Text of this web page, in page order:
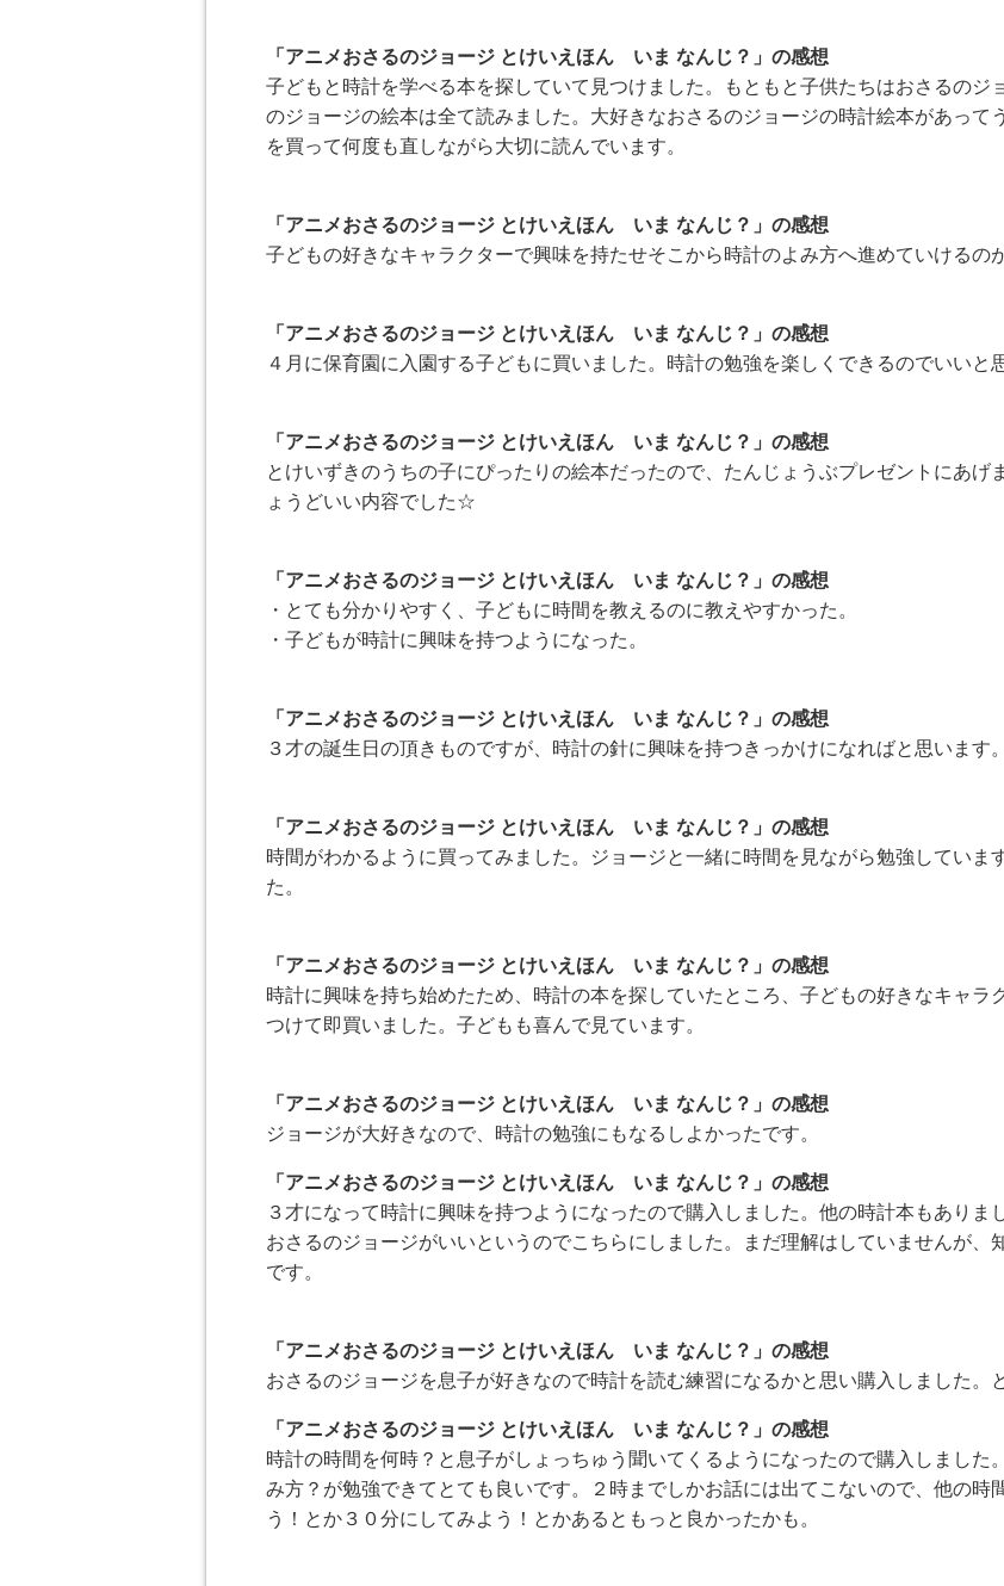
「アニメおさるのジョージ とけいえほん いま なんじ？」の感想
子どもと時計を学べる本を探していて見つけました。もともと子供たちはおさるのジ
のジョージの絵本は全て読みました。大好きなおさるのジョージの時計絵本があって
を買って何度も直しながら大切に読んでいます。
「アニメおさるのジョージ とけいえほん いま なんじ？」の感想
子どもの好きなキャラクターで興味を持たせそこから時計のよみ方へ進めていけるの
「アニメおさるのジョージ とけいえほん いま なんじ？」の感想
４月に保育園に入園する子どもに買いました。時計の勉強を楽しくできるのでいいと
「アニメおさるのジョージ とけいえほん いま なんじ？」の感想
とけいずきのうちの子にぴったりの絵本だったので、たんじょうぶプレゼントにあ
ょうどいい内容でした☆
「アニメおさるのジョージ とけいえほん いま なんじ？」の感想
・とても分かりやすく、子どもに時間を教えるのに教えやすかった。
・子どもが時計に興味を持つようになった。
「アニメおさるのジョージ とけいえほん いま なんじ？」の感想
３才の誕生日の頂きものですが、時計の針に興味を持つきっかけになればと思います
「アニメおさるのジョージ とけいえほん いま なんじ？」の感想
時間がわかるように買ってみました。ジョージと一緒に時間を見ながら勉強していま
た。
「アニメおさるのジョージ とけいえほん いま なんじ？」の感想
時計に興味を持ち始めたため、時計の本を探していたところ、子どもの好きなキャラ
つけて即買いました。子どもも喜んで見ています。
「アニメおさるのジョージ とけいえほん いま なんじ？」の感想
ジョージが大好きなので、時計の勉強にもなるしよかったです。
「アニメおさるのジョージ とけいえほん いま なんじ？」の感想
３才になって時計に興味を持つようになったので購入しました。他の時計本もありま
おさるのジョージがいいというのでこちらにしました。まだ理解はしていませんが、
です。
「アニメおさるのジョージ とけいえほん いま なんじ？」の感想
おさるのジョージを息子が好きなので時計を読む練習になるかと思い購入しました。
「アニメおさるのジョージ とけいえほん いま なんじ？」の感想
時計の時間を何時？と息子がしょっちゅう聞いてくるようになったので購入しました
み方？が勉強できてとても良いです。２時までしかお話には出てこないので、他の時
う！とか３０分にしてみよう！とかあるともっと良かったかも。